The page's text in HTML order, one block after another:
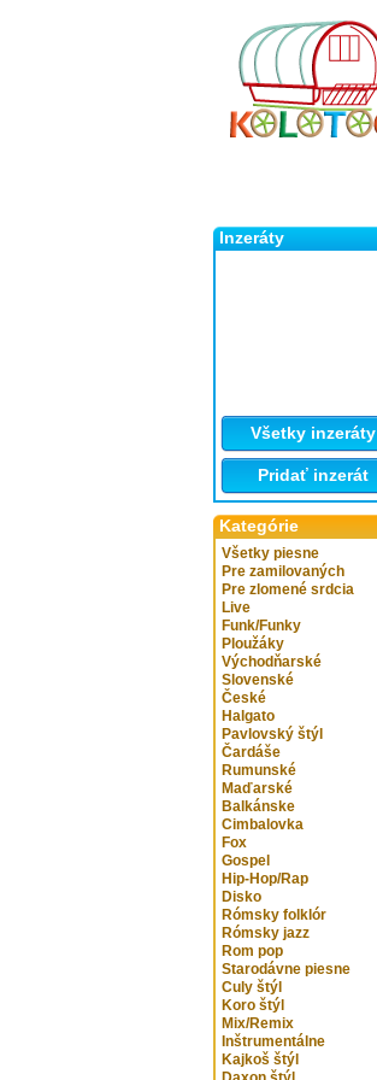
Inzeráty
Všetky inzeráty
Pridať inzerát
Kategórie
Všetky piesne
Pre zamilovaných
Pre zlomené srdcia
Live
Funk/Funky
Ploužáky
Východňarské
Slovenské
České
Halgato
Pavlovský štýl
Čardáše
Rumunské
Maďarské
Balkánske
Cimbalovka
Fox
Gospel
Hip-Hop/Rap
Disko
Rómsky folklór
Rómsky jazz
Rom pop
Starodávne piesne
Culy štýl
Koro štýl
Mix/Remix
Inštrumentálne
Kajkoš štýl